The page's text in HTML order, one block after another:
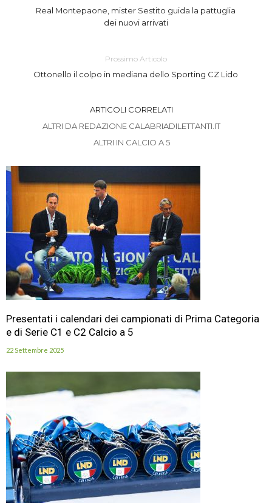
Real Montepaone, mister Sestito guida la pattuglia
dei nuovi arrivati
Prossimo Articolo
Ottonello il colpo in mediana dello Sporting CZ Lido
ARTICOLI CORRELATI
ALTRI DA REDAZIONE CALABRIADILETTANTI.IT
ALTRI IN CALCIO A 5
Presentati i calendari dei campionati di Prima Categoria
e di Serie C1 e C2 Calcio a 5
22 Settembre 2025